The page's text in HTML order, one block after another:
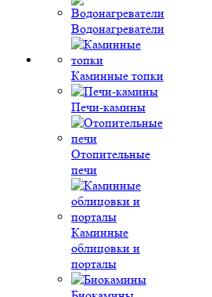
Водонагреватели
Каминные топки
Печи-камины
Отопительные
печи
Каминные
облицовки и
порталы